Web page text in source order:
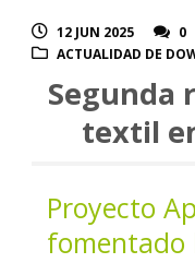
12 JUN 2025
0
ACTUALIDAD DE
Segunda
textil
Proyecto
fomentado